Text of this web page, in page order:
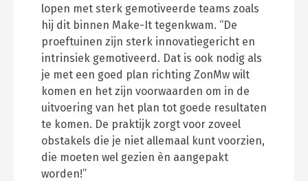
lopen met sterk gemotiveerde teams zoals
hij dit binnen Make-It tegenkwam. “De
proeftuinen zijn sterk innovatiegericht en
intrinsiek gemotiveerd. Dat is ook nodig als
je met een goed plan richting ZonMw wilt
komen en het zijn voorwaarden om in de
uitvoering van het plan tot goede resultaten
te komen. De praktijk zorgt voor zoveel
obstakels die je niet allemaal kunt voorzien,
die moeten wel gezien èn aangepakt
worden!”